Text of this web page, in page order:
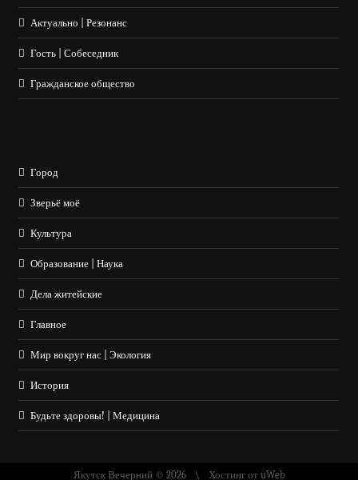
Актуально | Резонанс
Гость | Собеседник
Гражданское общество
Город
Зверьё моё
Культура
Образование | Наука
Дела житейские
Главное
Мир вокруг нас | Экология
История
Будьте здоровы! | Медицина
Якутск Вечерний © 2026 Хостинг от uWeb